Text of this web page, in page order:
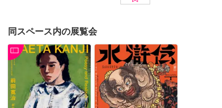
同スペース内の展覧会